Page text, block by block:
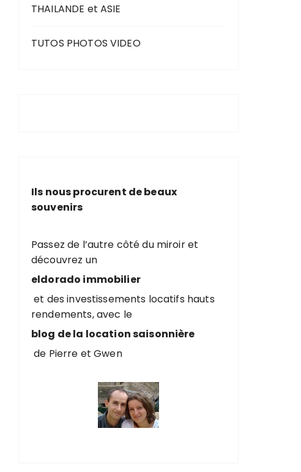
THAILANDE et ASIE
TUTOS PHOTOS VIDEO
Ils nous procurent de beaux
souvenirs
Passez de l’autre côté du miroir et
découvrez un
eldorado immobilier
et des investissements locatifs hauts
rendements, avec le
blog de la location saisonnière
de Pierre et Gwen